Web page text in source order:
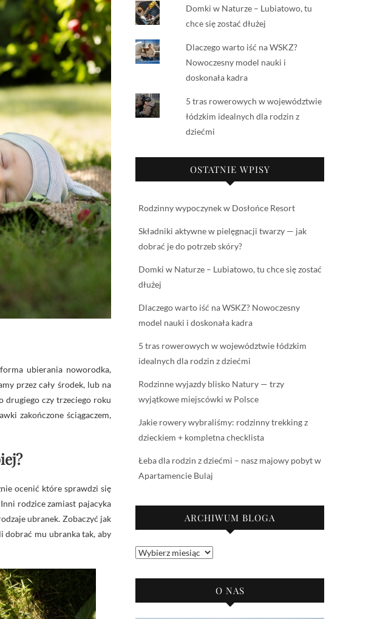
ubierania noworodka,
przez cały środek, lub na
drugiego czy trzeciego roku
zakończone ściągaczem,
ocenić które sprawdzi się
rodzice zamiast pajacyka
ubranek. Zobaczyć jak
dobrać mu ubranka tak, aby
Domki w Naturze – Lubiatowo, tu
chce się zostać dłużej
Dlaczego warto iść na WSKZ?
Nowoczesny model nauki i
doskonała kadra
5 tras rowerowych w województwie
łódzkim idealnych dla rodzin z
dziećmi
OSTATNIE WPISY
Rodzinny wypoczynek w Dosłońce Resort
Składniki aktywne w pielęgnacji twarzy — jak
dobrać je do potrzeb skóry?
Domki w Naturze – Lubiatowo, tu chce się zostać
dłużej
Dlaczego warto iść na WSKZ? Nowoczesny
model nauki i doskonała kadra
5 tras rowerowych w województwie łódzkim
idealnych dla rodzin z dziećmi
Rodzinne wyjazdy blisko Natury — trzy
wyjątkowe miejscówki w Polsce
Jakie rowery wybraliśmy: rodzinny trekking z
dzieckiem + kompletna checklista
Łeba dla rodzin z dziećmi – nasz majowy pobyt w
Apartamencie Bulaj
ARCHIWUM BLOGA
Archiwum
O NAS